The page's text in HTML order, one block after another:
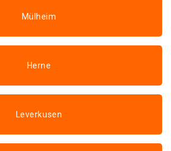
Mülheim
Herne
Leverkusen